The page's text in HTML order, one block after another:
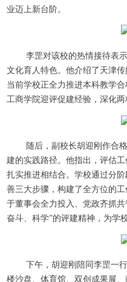
业迈上新台阶。
李罡对该校的热情接待表
文化育人特色。他介绍了天津
当前学校正全力推进本科教学
工商学院迎评促建经验，深化两
随后，副校长胡迎刚作合
建的实践路径。他指出，评估
扎实推进相结合。学校通过分
善三大步骤，构建了全方位的
于董事会全力投入、党政齐抓共
奋斗、科学”的评建精神，为学
下午，胡迎刚陪同李罡一
楼沙盘、体育馆、双创成果展